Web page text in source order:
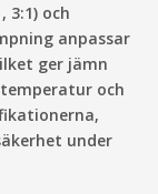
3:1) och
anpassar
ger jämn
och
under